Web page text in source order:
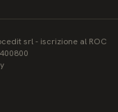
srl - iscrizione al ROC